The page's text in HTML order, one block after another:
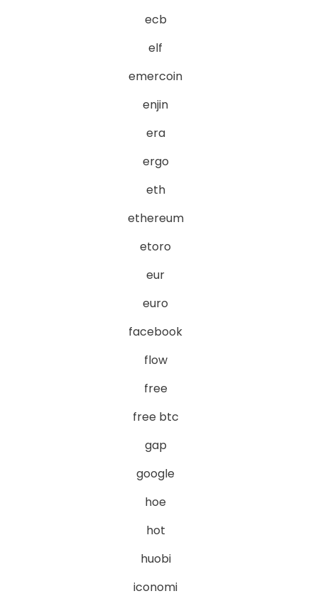
ecb
elf
emercoin
enjin
era
ergo
eth
ethereum
etoro
eur
euro
facebook
flow
free
free btc
gap
google
hoe
hot
huobi
iconomi